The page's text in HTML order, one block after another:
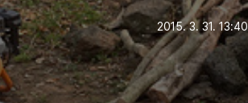
2015. 3. 31. 13:40